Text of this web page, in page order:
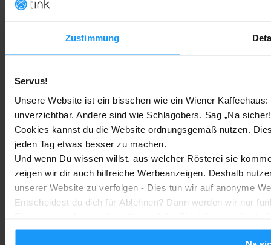
Zustimmung
Servus!
Unsere Website ist ein bisschen wie ein Wiener
unverzichtbar. Andere sind wie Schlagobers. Sag „Na
Cookies kannst du die Website ordnungsgemäß nutzen.
jeden Tag etwas besser zu machen.
Und wenn Du wissen willst, aus welcher Rösterei sie
zeigen wir dir auch hilfreiche Werbeanzeigen. Deshalb
unserer Website zu verfolgen - Dies tun wir auf anonyme
Entscheidest du dich für Ablehnen? Dann werden wir nur
Google Home
Rauchmelder Test 2026: Die besten smarten Modelle für Dein
Zuhause
Bestenlisten
Sony WH-CH730N geleakt: Alles zu Sonys neuen Budget-
Kopfhörern
Trends & Technologien Marc - 2. August 2026
Homematic IP Kamera: Die neue Kamerafamilie im Überblick
Smarte Sicherheit Marc - 1. August 2026